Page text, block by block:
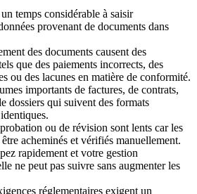
temps considérable à saisir
provenant de documents dans
des documents causent des
que des paiements incorrects, des
ou des lacunes en matière de conformité.
importants de factures, de contrats,
dossiers qui suivent des formats
ou de révision sont lents car les
acheminés et vérifiés manuellement.
rapidement et votre gestion
ne peut pas suivre sans augmenter les
réglementaires exigent un